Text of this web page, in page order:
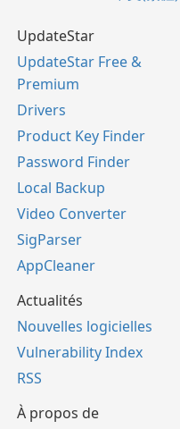
UpdateStar
UpdateStar Free &
Premium
Drivers
Product Key Finder
Password Finder
Local Backup
Video Converter
SigParser
AppCleaner
Actualités
Nouvelles logicielles
Vulnerability Index
RSS
À propos de